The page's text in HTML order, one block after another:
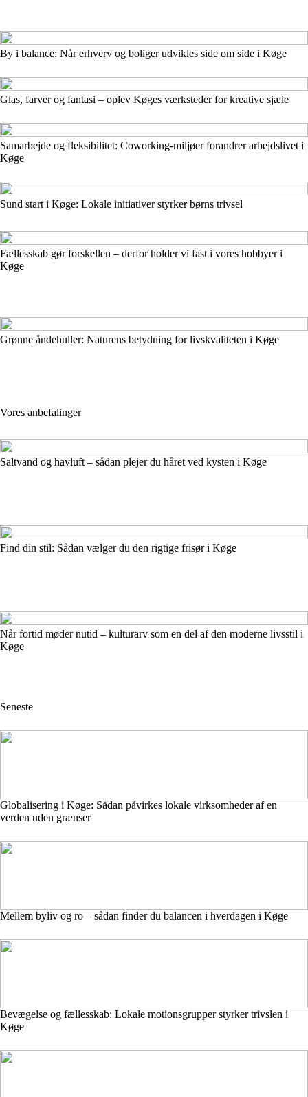
By i balance: Når erhverv og boliger udvikles side om side i Køge
Glas, farver og fantasi – oplev Køges værksteder for kreative sjæle
Samarbejde og fleksibilitet: Coworking-miljøer forandrer arbejdslivet i
Køge
Sund start i Køge: Lokale initiativer styrker børns trivsel
Fællesskab gør forskellen – derfor holder vi fast i vores hobbyer i
Køge
Grønne åndehuller: Naturens betydning for livskvaliteten i Køge
Vores anbefalinger
Saltvand og havluft – sådan plejer du håret ved kysten i Køge
Find din stil: Sådan vælger du den rigtige frisør i Køge
Når fortid møder nutid – kulturarv som en del af den moderne livsstil i
Køge
Seneste
Globalisering i Køge: Sådan påvirkes lokale virksomheder af en
verden uden grænser
Mellem byliv og ro – sådan finder du balancen i hverdagen i Køge
Bevægelse og fællesskab: Lokale motionsgrupper styrker trivslen i
Køge